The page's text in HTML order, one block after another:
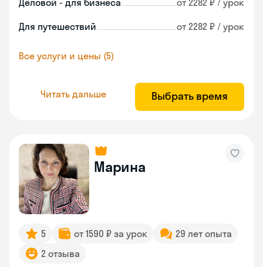
Деловой - для бизнеса от 2282 ₽ / урок
Для путешествий от 2282 ₽ / урок
Все услуги и цены (5)
Читать дальше Выбрать время
Марина
5 от 1590 ₽ за урок
29 лет опыта
2 отзыва